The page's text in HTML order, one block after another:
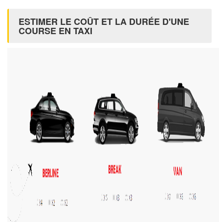
ESTIMER LE COÛT ET LA DURÉE D'UNE
COURSE EN TAXI